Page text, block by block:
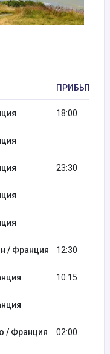
ПРИБЫТИЕ
18:00
23:30
/ Франция 12:30
10:15
/ Франция 02:00